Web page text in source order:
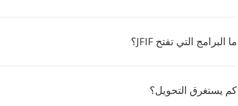
ما البرامج التي تفتح JFIF؟
كم يستغرق التحويل؟